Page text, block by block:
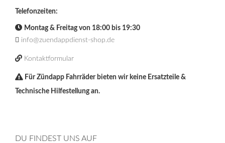
Telefonzeiten:
Montag & Freitag von 18:00 bis 19:30
info@zuendappdienst-shop.de
Kontaktformular
Für Zündapp Fahrräder bieten wir keine Ersatzteile &
Technische Hilfestellung an.
DU FINDEST UNS AUF